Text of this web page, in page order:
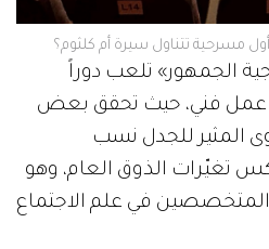
مسرحية تتناول سيرة أم كلثوم؟
الجمهور» تلعب دوراً
عمل فني، حيث تحقق بعض
المثير للجدل نسب
تغيّرات الذوق العام، وهو
في علم الاجتماع